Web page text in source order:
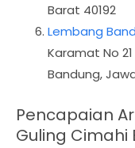
Barat 40192
Lembang
Karamat No
Bandung,
Pencapaian
Guling Cimahi